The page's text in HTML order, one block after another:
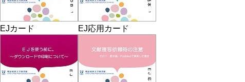
EJカード EJ応用カード